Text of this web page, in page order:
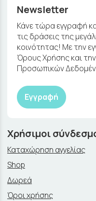
Newsletter
Κάνε τώρα εγγραφή
τις δράσεις της
κοινότητας! Με την
Όρους Χρήσης και την
Προσωπικών
Εγγραφή
Χρήσιμοι
Καταχώρηση αγγελίας
Shop
Δωρεά
Όροι χρήσης